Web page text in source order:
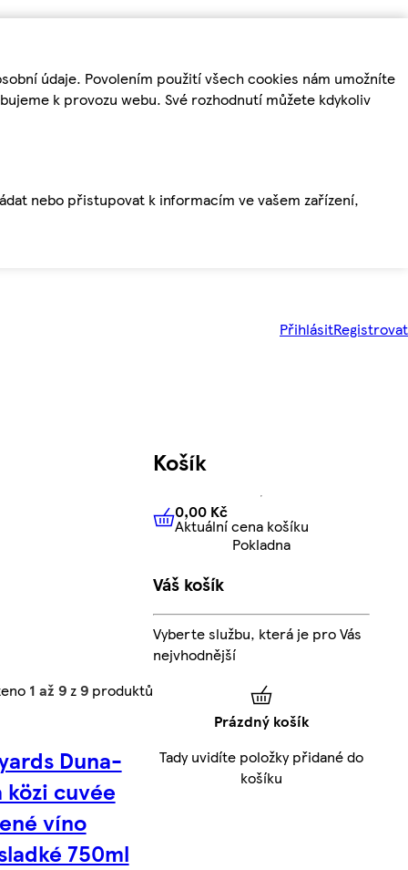
údaje. Povolením použití všech cookies nám umožníte
k provozu webu. Své rozhodnutí můžete kdykoliv
nebo přistupovat k informacím ve vašem zařízení,
PřihlásitRegistrovat
1 až 9z9 produktů
Duna-
közi cuvée
víno
750ml
Košík
0,00 KčAktuální cena košíku
0,00 Kč
Aktuální cena košíku
Pokladna
Váš košík
Vyberte službu, která je pro Vás
nejvhodnější
Prázdný košík
Tady uvidíte položky přidané do
košíku